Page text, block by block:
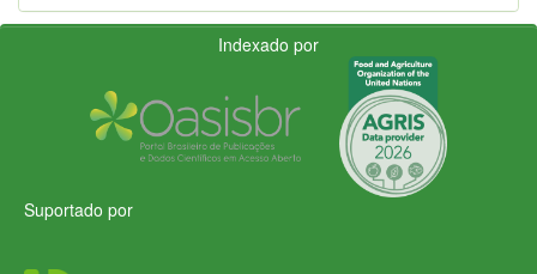
Indexado por
Suportado por